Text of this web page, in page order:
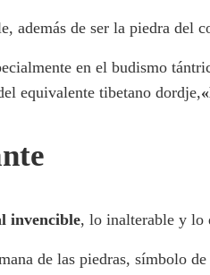
además de ser la piedra del
en el budismo
equivalente tibetano dordje,
invencible, lo inalterable y lo
de las piedras, símbolo